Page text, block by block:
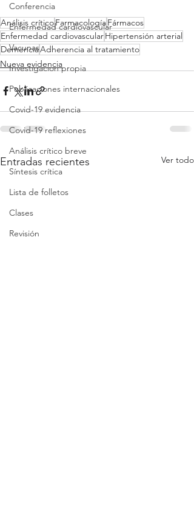
Conferencia
Enfermedad cardiovascular
Vacunas
Investigacion propia
Publicaciones internacionales
Covid-19 evidencia
Covid-19 reflexiones
Análisis crítico breve
Síntesis crítica
Lista de folletos
Clases
Revisión
Análisis críticoFarmacologíaFármacos
Enfermedad cardiovascularHipertensión arterial
DemenciaAdherencia al tratamiento
Nueva evidencia
Entradas recientes Ver todo